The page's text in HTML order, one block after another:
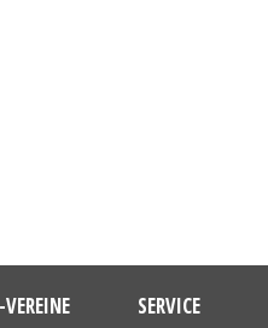
SERVICE